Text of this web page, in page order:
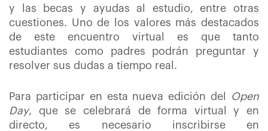
y las becas y ayudas al estudio, entre otras
cuestiones. Uno de los valores más destacados
de este encuentro virtual es que tanto
estudiantes como padres podrán preguntar y
resolver sus dudas a tiempo real.
Para participar en esta nueva edición del
Open
Day, que se celebrará de forma virtual y en
directo, es necesario inscribirse en